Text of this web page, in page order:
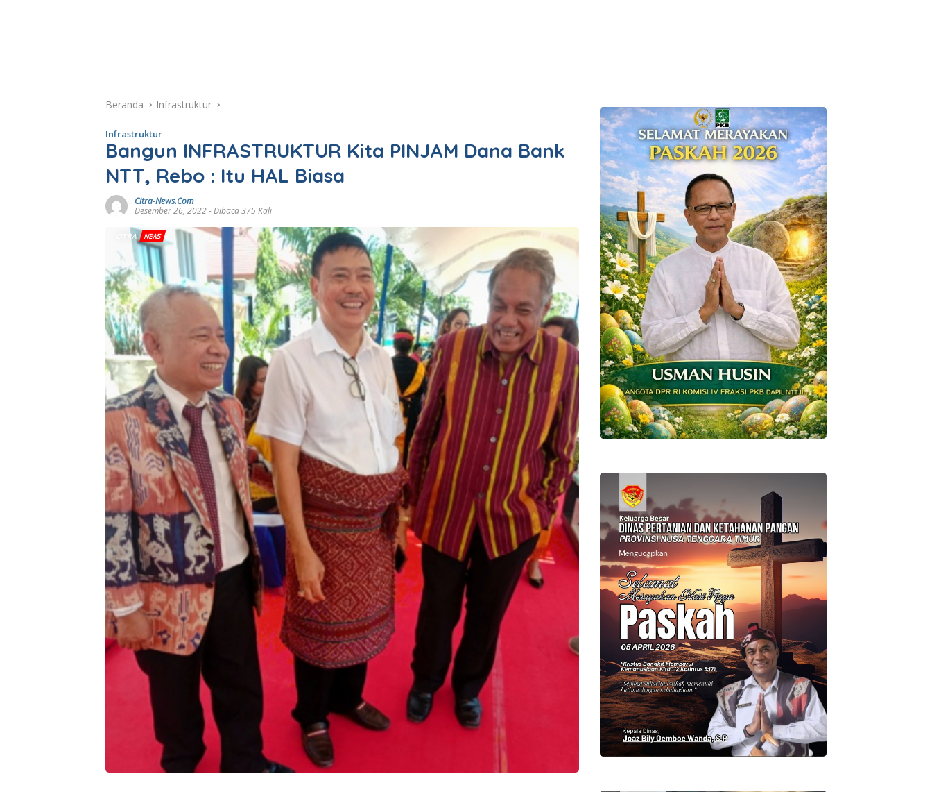
Beranda Infrastruktur
Infrastruktur
Bangun INFRASTRUKTUR Kita PINJAM Dana Bank
NTT, Rebo : Itu HAL Biasa
Citra-News.Com
Desember 26, 2022- Dibaca 375 Kali
CITRA NEWS